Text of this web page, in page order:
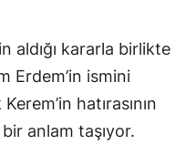
aldığı kararla birlikte
Erdem’in ismini
hatırasının
bir anlam taşıyor.